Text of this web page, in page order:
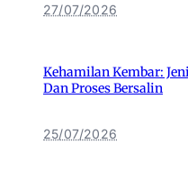
27/07/2026
Kehamilan Kembar:
Dan Proses Bersalin
25/07/2026